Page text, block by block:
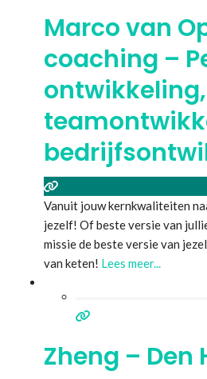
Marco van
coaching –
ontwikkeling,
Vanuit jouw kernkwaliteiten
jezelf! Of beste versie van
missie de beste versie van
van keten! Lees meer...
Zheng – Den